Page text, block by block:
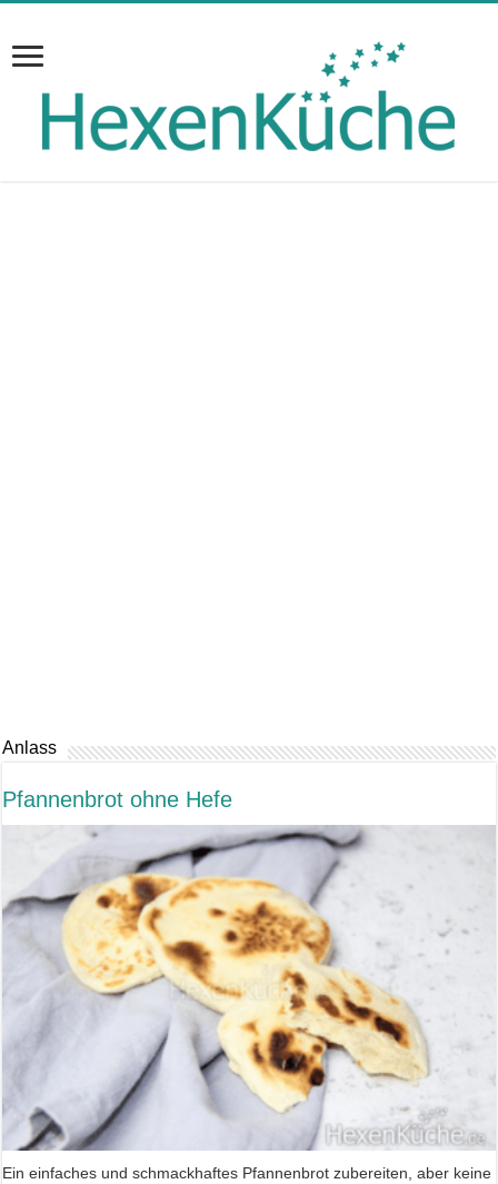
Anlass
Pfannenbrot ohne Hefe
Ein einfaches und schmackhaftes Pfannenbrot zubereiten, aber keine